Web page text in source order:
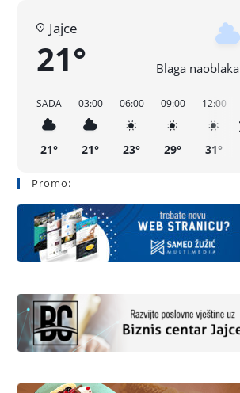
Jajce
21° Blaga naoblaka
SADA
21°
03:00
21°
06:00
23°
09:00
29°
12:00
31°
Promo: